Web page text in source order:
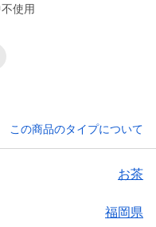
使用
この商品のタイプについて
お茶
福岡県